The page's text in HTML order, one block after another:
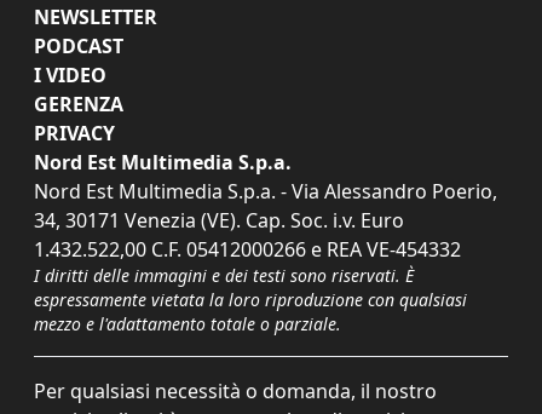
NEWSLETTER
PODCAST
I VIDEO
GERENZA
PRIVACY
Nord Est Multimedia S.p.a.
Nord Est Multimedia S.p.a. - Via Alessandro Poerio,
34, 30171 Venezia (VE). Cap. Soc. i.v. Euro
1.432.522,00 C.F. 05412000266 e REA VE-454332
I diritti delle immagini e dei testi sono riservati. È
espressamente vietata la loro riproduzione con qualsiasi
mezzo e l'adattamento totale o parziale.
Per qualsiasi necessità o domanda, il nostro